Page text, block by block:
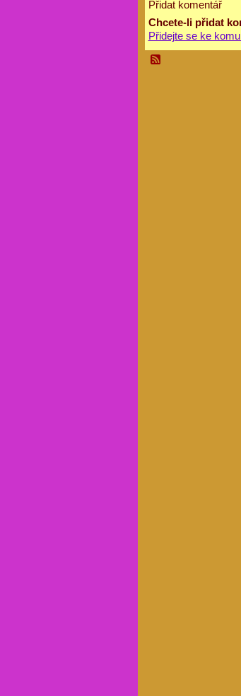
Přidat komentář
Chcete-li přidat
Přidejte se ke